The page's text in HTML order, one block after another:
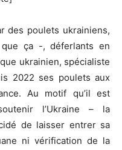
des poulets ukrainiens,
ça -, déferlants en
ukrainien, spécialiste
2022 ses poulets aux
Au motif qu’il est
l’Ukraine – la
de laisser entrer sa
ni vérification de la